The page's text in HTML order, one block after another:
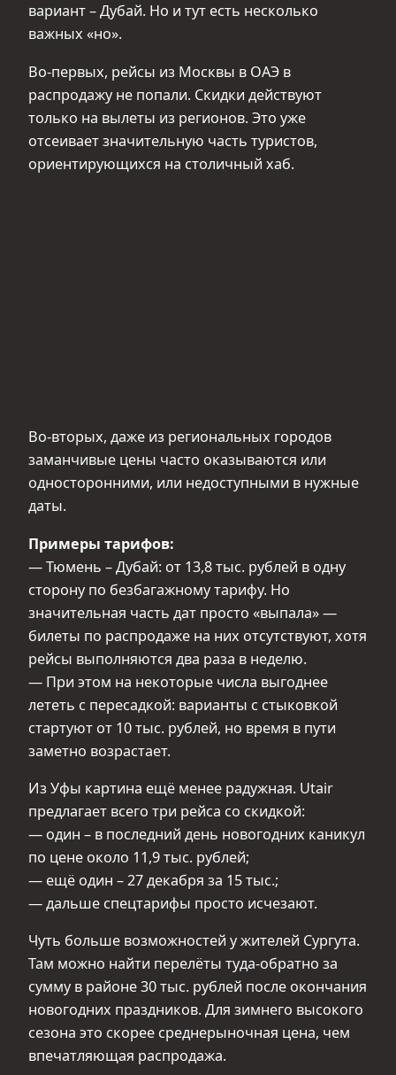
вариант – Дубай. Но и тут есть несколько
важных «но».
Во‑первых, рейсы из Москвы в ОАЭ в
распродажу не попали. Скидки действуют
только на вылеты из регионов. Это уже
отсеивает значительную часть туристов,
ориентирующихся на столичный хаб.
Во‑вторых, даже из региональных городов
заманчивые цены часто оказываются или
односторонними, или недоступными в нужные
даты.
Примеры тарифов:
— Тюмень – Дубай: от 13,8 тыс. рублей в одну
сторону по безбагажному тарифу. Но
значительная часть дат просто «выпала» —
билеты по распродаже на них отсутствуют, хотя
рейсы выполняются два раза в неделю.
— При этом на некоторые числа выгоднее
лететь с пересадкой: варианты с стыковкой
стартуют от 10 тыс. рублей, но время в пути
заметно возрастает.
Из Уфы картина ещё менее радужная. Utair
предлагает всего три рейса со скидкой:
— один – в последний день новогодних каникул
по цене около 11,9 тыс. рублей;
— ещё один – 27 декабря за 15 тыс.;
— дальше спецтарифы просто исчезают.
Чуть больше возможностей у жителей Сургута.
Там можно найти перелёты туда-обратно за
сумму в районе 30 тыс. рублей после окончания
новогодних праздников. Для зимнего высокого
сезона это скорее среднерыночная цена, чем
впечатляющая распродажа.